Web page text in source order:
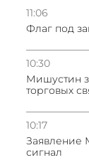
11:06
Флаг под
10:30
Мишустин
торговых
10:17
Заявление
сигнал